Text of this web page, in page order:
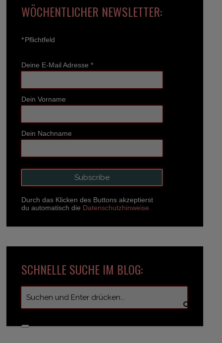
WÖCHENTLICHER NEWSLETTER:
*Pflichtfeld
Deine E-Mail Adresse *
Dein Vorname
Dein Nachname
Durch das Klicken des Buttons akzeptierst
du automatisch die Datenschutzhinweise.
SCHNELLE SUCHE IM BLOG: